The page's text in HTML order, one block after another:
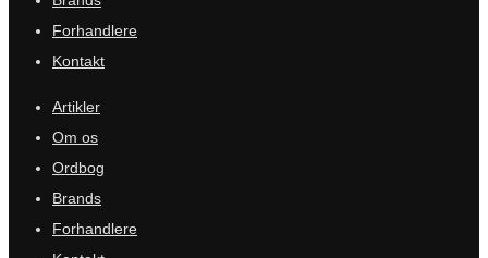
Forhandlere
Kontakt
Artikler
Om os
Ordbog
Brands
Forhandlere